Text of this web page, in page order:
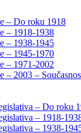
– Do roku 1918
– 1918-1938
– 1938-1945
– 1945-1970
– 1971-2002
– 2003 –
– Do roku
– 1918-
– 1938-